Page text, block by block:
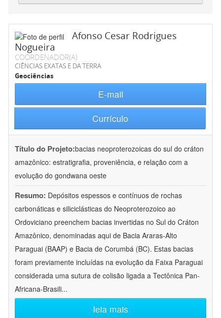
Afonso Cesar Rodrigues
Nogueira
COORDENADOR(A)
CIÊNCIAS EXATAS E DA TERRA
Geociências
E-mail
Currículo
Título do Projeto:bacias neoproterozoicas do sul do cráton
amazônico: estratigrafia, proveniência, e relação com a
evolução do gondwana oeste
Resumo: Depósitos espessos e contínuos de rochas
carbonáticas e siliciclásticas do Neoproterozoico ao
Ordoviciano preenchem bacias invertidas no Sul do Cráton
Amazônico, denominadas aqui de Bacia Araras-Alto
Paraguai (BAAP) e Bacia de Corumbá (BC). Estas bacias
foram previamente incluídas na evolução da Faixa Paraguai
considerada uma sutura de colisão ligada a Tectônica Pan-
Africana-Brasili...
leia mais